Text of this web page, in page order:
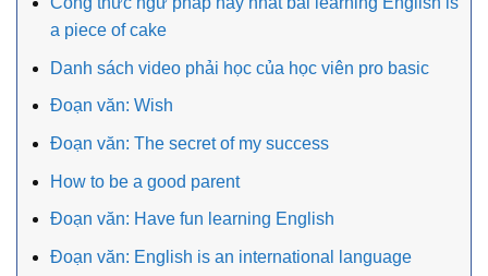
a piece of cake
Danh sách video phải học của học viên pro basic
Đoạn văn: Wish
Đoạn văn: The secret of my success
How to be a good parent
Đoạn văn: Have fun learning English
Đoạn văn: English is an international language